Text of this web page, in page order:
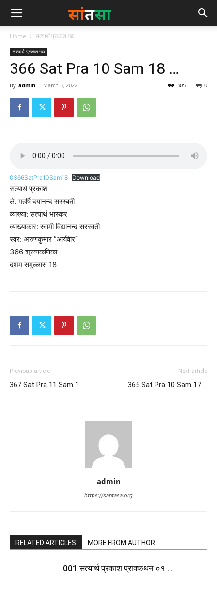
Home सत्यार्थ प्रकाश गद्य
सत्यार्थ प्रकाश गद्य
366 Sat Pra 10 Sam 18 …
By admin - March 3, 2022 0
305
0366SatPra10Sam18 Download
सत्यार्थ प्रकाश
ले. महर्षि दयानन्द सरस्वती
व्याख्या: सत्यार्थ भास्कर
व्याख्याकार: स्वामी विद्यानन्द सरस्वती
स्वर: अरुणकुमार ”आर्यवीर“
366 श्रव्यकणिका
दशम समुल्लास 18
Previous article
367 Sat Pra 11 Sam 1 …
Next article
365 Sat Pra 10 Sam 17 …
admin
https://santasa.org
RELATED ARTICLES MORE FROM AUTHOR
001 सत्यार्थ प्रकाश प्राक्कथन ०१ …